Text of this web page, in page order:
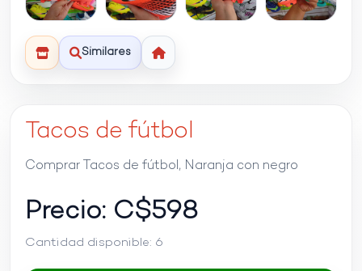
Similares
Tacos de fútbol
Comprar Tacos de fútbol, Naranja con negro
Precio: C$598
Cantidad disponible: 6